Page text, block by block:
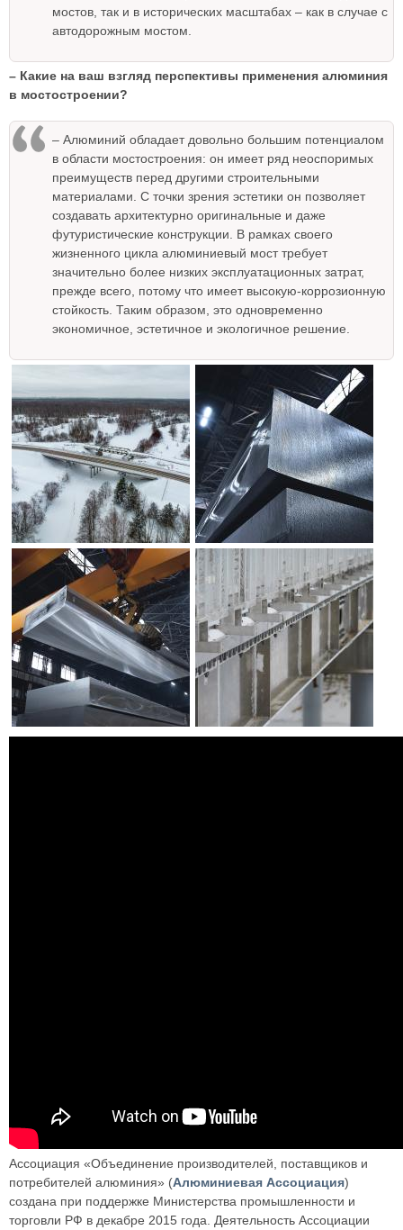
мостов, так и в исторических масштабах – как в случае с
автодорожным мостом.
– Какие на ваш взгляд перспективы применения алюминия
в мостостроении?
– Алюминий обладает довольно большим потенциалом
в области мостостроения: он имеет ряд неоспоримых
преимуществ перед другими строительными
материалами. С точки зрения эстетики он позволяет
создавать архитектурно оригинальные и даже
футуристические конструкции. В рамках своего
жизненного цикла алюминиевый мост требует
значительно более низких эксплуатационных затрат,
прежде всего, потому что имеет высокую-коррозионную
стойкость. Таким образом, это одновременно
экономичное, эстетичное и экологичное решение.
Ассоциация «Объединение производителей, поставщиков и
потребителей алюминия» (Алюминиевая Ассоциация)
создана при поддержке Министерства промышленности и
торговли РФ в декабре 2015 года. Деятельность Ассоциации